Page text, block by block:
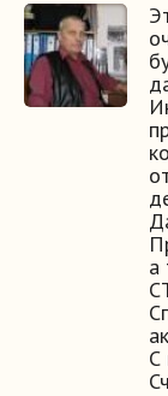
а
С